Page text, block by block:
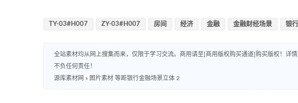
TY-03#H007 ZY-03#H007 房间 经济 金融 金融财经场景 银行
全站素材均从网上搜集而来，仅限于学习交流。商用请至[商用版权购买通道]购买版权！详
不负任何责任！
源库素材网 » 图片素材 等距银行金融场景立体 2